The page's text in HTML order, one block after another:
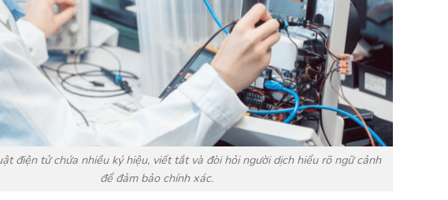
điện tử chứa nhiều ký hiệu, viết tắt và đòi hỏi người dịch hiểu rõ ngữ cảnh
để đảm bảo chính xác.